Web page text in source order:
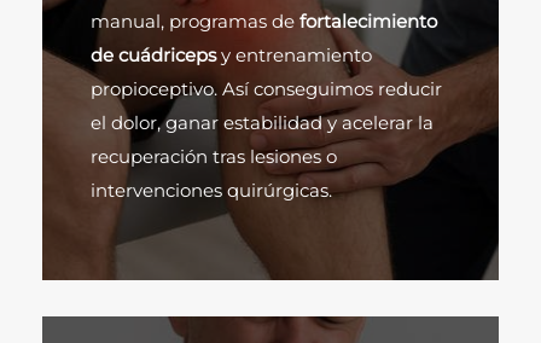
manual, programas de fortalecimiento
de cuádricepsy entrenamiento
propioceptivo. Así conseguimos reducir
el dolor, ganar estabilidad y acelerar la
recuperación tras lesiones o
intervenciones quirúrgicas.